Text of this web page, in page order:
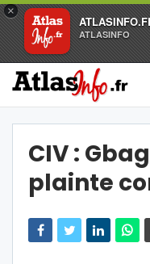
×
ATLASINFO
CIV :
plainte